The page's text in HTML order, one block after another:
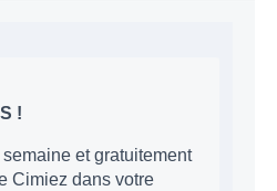
!
et gratuitement
Cimiez dans votre